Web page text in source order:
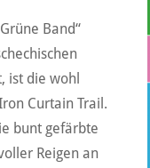
Band“
ist die wohl
Curtain Trail.
bunt gefärbte
Reigen an